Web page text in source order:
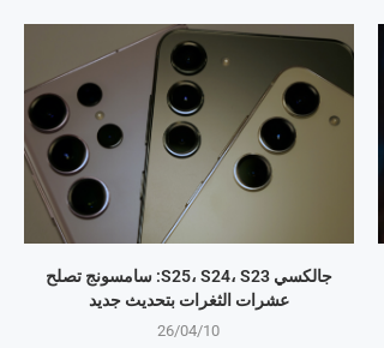
جالكسي S25، S24، S23: سامسونج تصلح
عشرات الثغرات بتحديث جديد
26/04/10